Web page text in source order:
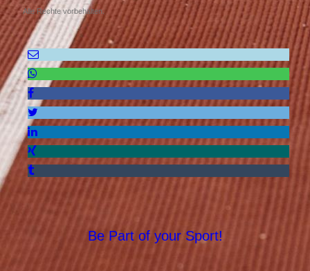
Alle Rechte vorbehalten.
Be Part of your Sport!